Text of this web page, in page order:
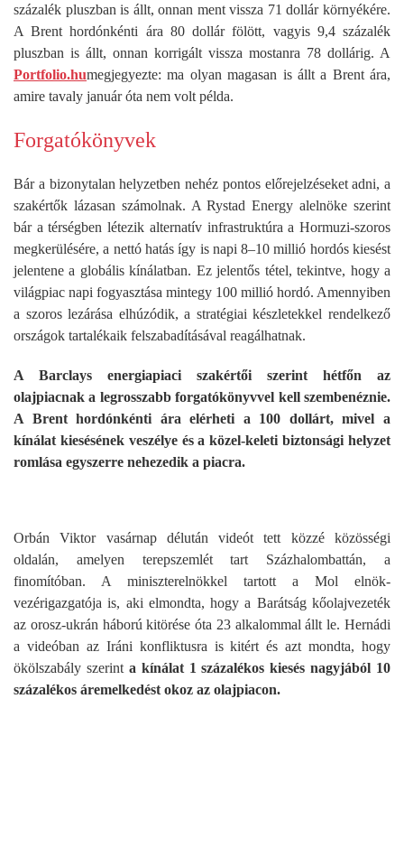
százalék pluszban is állt, onnan ment vissza 71 dollár környékére.
A Brent hordónkénti ára 80 dollár fölött, vagyis 9,4 százalék
pluszban is állt, onnan korrigált vissza mostanra 78 dollárig. A
Portfolio.humegjegyezte: ma olyan magasan is állt a Brent ára,
amire tavaly január óta nem volt példa.
Forgatókönyvek
Bár a bizonytalan helyzetben nehéz pontos előrejelzéseket adni, a
szakértők lázasan számolnak. A Rystad Energy alelnöke szerint
bár a térségben létezik alternatív infrastruktúra a Hormuzi-szoros
megkerülésére, a nettó hatás így is napi 8–10 millió hordós kiesést
jelentene a globális kínálatban. Ez jelentős tétel, tekintve, hogy a
világpiac napi fogyasztása mintegy 100 millió hordó. Amennyiben
a szoros lezárása elhúzódik, a stratégiai készletekkel rendelkező
országok tartalékaik felszabadításával reagálhatnak.
A Barclays energiapiaci szakértői szerint hétfőn az
olajpiacnak a legrosszabb forgatókönyvvel kell szembenéznie.
A Brent hordónkénti ára elérheti a 100 dollárt, mivel a
kínálat kiesésének veszélye és a közel-keleti biztonsági helyzet
romlása egyszerre nehezedik a piacra.
Orbán Viktor vasárnap délután videót tett közzé közösségi
oldalán, amelyen terepszemlét tart Százhalombattán, a
finomítóban. A miniszterelnökkel tartott a Mol elnök-
vezérigazgatója is, aki elmondta, hogy a Barátság kőolajvezeték
az orosz-ukrán háború kitörése óta 23 alkalommal állt le. Hernádi
a videóban az Iráni konfliktusra is kitért és azt mondta, hogy
ökölszabály szerint a kínálat 1 százalékos kiesés nagyjából 10
százalékos áremelkedést okoz az olajpiacon.